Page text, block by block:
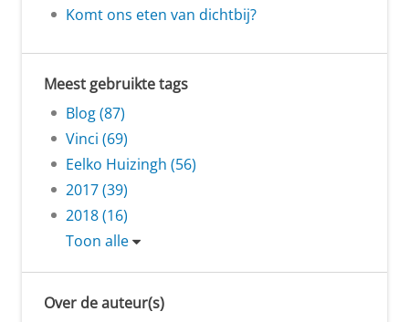
Komt ons eten van dichtbij?
Meest gebruikte tags
Blog (87)
Vinci (69)
Eelko Huizingh (56)
2017 (39)
2018 (16)
Toon alle
Over de auteur(s)